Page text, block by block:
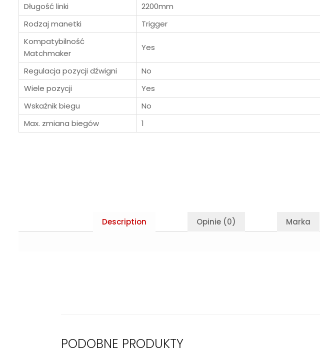
Długość linki
2200mm
Rodzaj manetki
Trigger
Kompatybilność
Matchmaker
Yes
Regulacja pozycji dźwigni
No
Wiele pozycji
Yes
Wskaźnik biegu
No
Max. zmiana biegów
1
Description Opinie (0) Marka
PODOBNE PRODUKTY